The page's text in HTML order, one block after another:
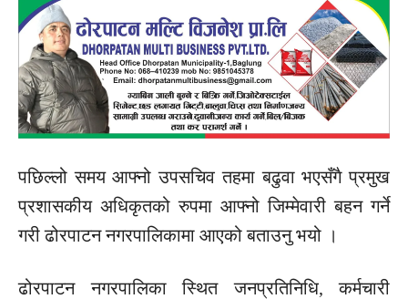
पछिल्लो समयआफ्नो उपसचिव तहमा बढुवाभएसँगैप्रमुख
प्रशासकीयअधिकृतको रुपमा आफ्नो जिम्मेवारी बहन गर्ने
गरी ढोरपाटन नगरपालिकामा आएको बताउनु भयो ।
ढोरपाटन नगरपालिका स्थितजनप्रतिनिधि, कर्मचारी